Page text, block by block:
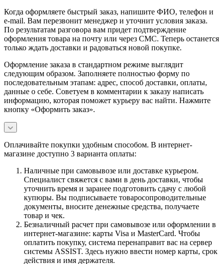
Когда оформляете быстрый заказ, напишите ФИО, телефон и
e-mail. Вам перезвонит менеджер и уточнит условия заказа.
По результатам разговора вам придет подтверждение
оформления товара на почту или через СМС. Теперь останется
только ждать доставки и радоваться новой покупке.
Оформление заказа в стандартном режиме выглядит
следующим образом. Заполняете полностью форму по
последовательным этапам: адрес, способ доставки, оплаты,
данные о себе. Советуем в комментарии к заказу написать
информацию, которая поможет курьеру вас найти. Нажмите
кнопку «Оформить заказ».
Оплачивайте покупки удобным способом. В интернет-
магазине доступно 3 варианта оплаты:
Наличные при самовывозе или доставке курьером.
Специалист свяжется с вами в день доставки, чтобы
уточнить время и заранее подготовить сдачу с любой
купюры. Вы подписываете товаросопроводительные
документы, вносите денежные средства, получаете
товар и чек.
Безналичный расчет при самовывозе или оформлении в
интернет-магазине: карты Visa и MasterCard. Чтобы
оплатить покупку, система перенаправит вас на сервер
системы ASSIST. Здесь нужно ввести номер карты, срок
действия и имя держателя.